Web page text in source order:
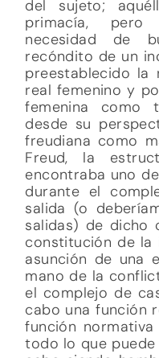
del sujeto;
primacía,
necesidad de
recóndito de un
preestablecido la
real femenino y
femenina como
desde su
freudiana como
Freud, la
encontraba uno
durante el
salida (o
salidas) de dicho
constitución de la
asunción de una
mano de la
el complejo de
cabo una función
función
todo lo que